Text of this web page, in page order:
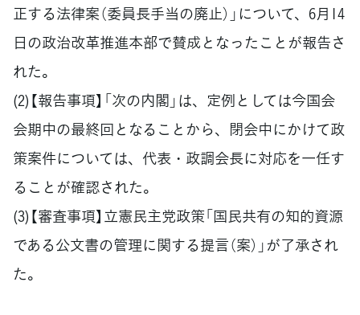
正する法律案（委員長手当の廃止）」について、6月14
日の政治改革推進本部で賛成となったことが報告さ
れた。
(2)【報告事項】「次の内閣」は、定例としては今国会
会期中の最終回となることから、閉会中にかけて政
策案件については、代表・政調会長に対応を一任す
ることが確認された。
(3)【審査事項】立憲民主党政策「国民共有の知的資源
である公文書の管理に関する提言（案）」が了承され
た。